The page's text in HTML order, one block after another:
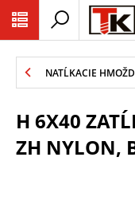
NATĹKACIE
H 6X40
ZH NYLON,